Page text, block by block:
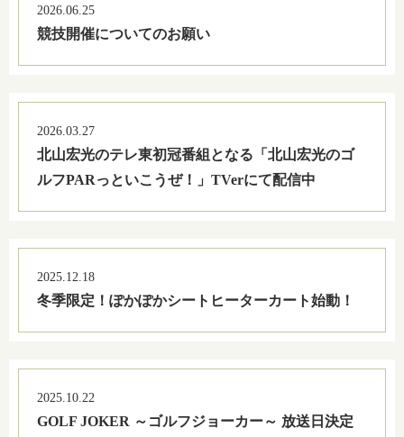
2026.06.25
競技開催についてのお願い
2026.03.27
北山宏光のテレ東初冠番組となる「北山宏光のゴ
ルフPARっといこうぜ！」TVerにて配信中
2025.12.18
冬季限定！ぽかぽかシートヒーターカート始動！
2025.10.22
GOLF JOKER ～ゴルフジョーカー～ 放送日決定